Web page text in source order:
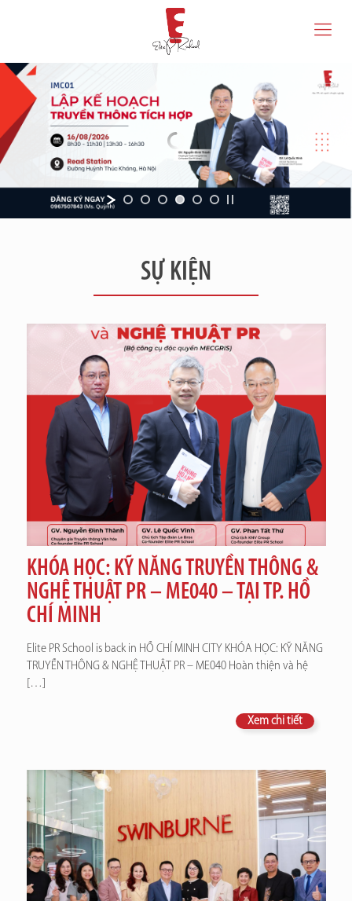
SỰ KIỆN
KHÓA HỌC: KỸ NĂNG TRUYỀN THÔNG &
NGHỆ THUẬT PR – ME040 – TẠI TP. HỒ
CHÍ MINH
Elite PR School is back in HỒ CHÍ MINH CITY KHÓA HỌC: KỸ NĂNG
TRUYỀN THÔNG & NGHỆ THUẬT PR – ME040 Hoàn thiện và hệ
[…]
Xem chi tiết